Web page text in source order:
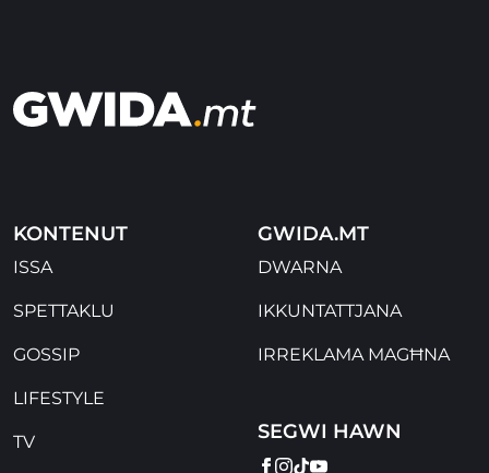
KONTENUT
ISSA
SPETTAKLU
GOSSIP
LIFESTYLE
TV
GWIDA.MT
DWARNA
IKKUNTATTJANA
IRREKLAMA MAGĦNA
SEGWI HAWN
FACEBOOK
INSTAGRAM
TIKTOK
YOUTUBE